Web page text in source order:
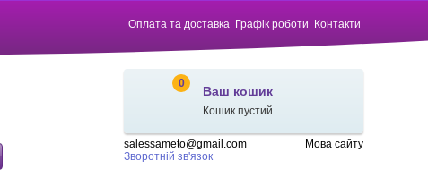
Оплата та доставка Графік роботи Контакти
0
Ваш кошик
Кошик пустий
salessameto@gmail.com
Зворотній зв'язок
Мова сайту